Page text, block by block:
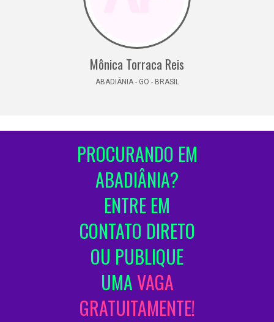
Mônica Torraca Reis
ABADIÂNIA - GO - BRASIL
PROCURANDO EM
ABADIÂNIA?
ENTRE EM
CONTATO DIRETO
OU PUBLIQUE
UMAVAGA
GRATUITAMENTE!